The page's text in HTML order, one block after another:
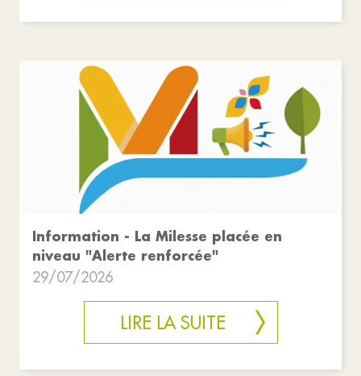
Information - La Milesse placée en
niveau "Alerte renforcée"
29/07/2026
LIRE LA SUITE